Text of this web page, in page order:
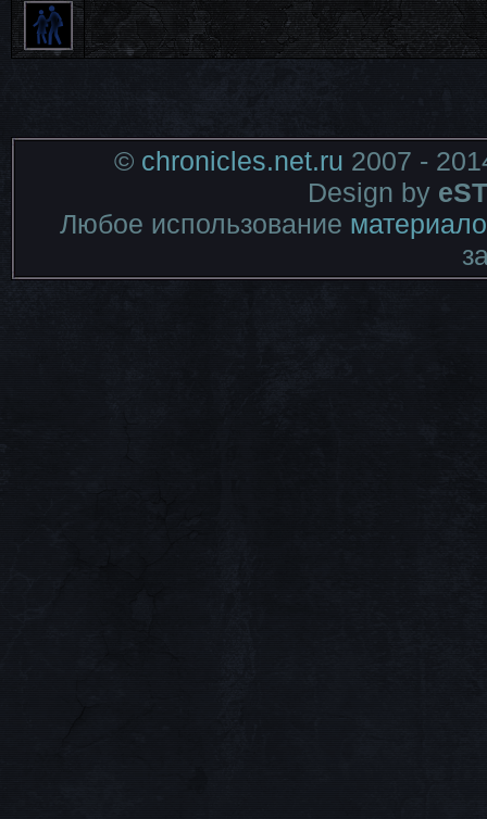
© chronicles.net.ru 2007 -
Design by
Любое использование